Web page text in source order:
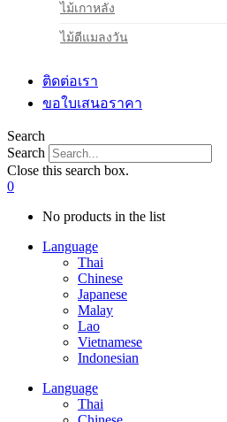
ไม้เกาหลัง
ไม้ตีแมลงวัน
ติดต่อเรา
ขอใบเสนอราคา
Search
Search
Close this search box.
0
No products in the list
Language
Thai
Chinese
Japanese
Malay
Lao
Vietnamese
Indonesian
Language
Thai